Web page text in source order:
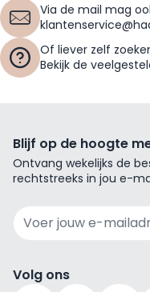
Via de mail mag
Of liever zelf
Bekijk de
Blijf op de hoogte
Ontvang wekelijks de
rechtstreeks in jou e-
Volg ons